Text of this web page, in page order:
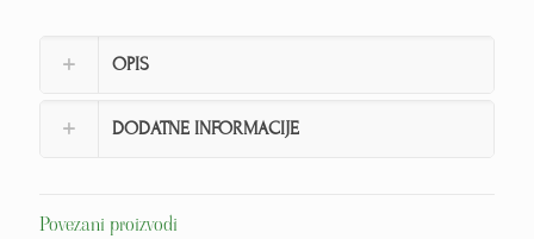
OPIS
DODATNE INFORMACIJE
Povezani proizvodi